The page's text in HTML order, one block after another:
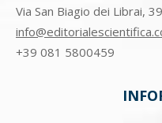
Via San Biagio dei Librai,
+39 081 5800459